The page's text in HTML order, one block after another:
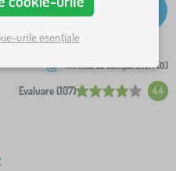
Adaugă în coș
Evaluare (107) 4.4
+în lista de cumpărături (0)
urile esențiale